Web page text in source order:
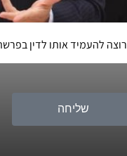
שליחה